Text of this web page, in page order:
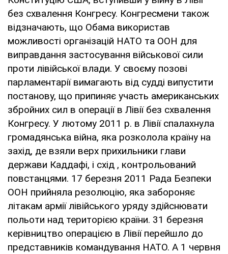
без схвалення Конгресу. Конгресмени також
відзначають, що Обама використав
можливості організацій НАТО та ООН для
виправдання застосування військової сили
проти лівійської влади. У своєму позові
парламентарії вимагають від судді випустити
постанову, що припиняє участь американських
збройних сил в операції в Лівії без схвалення
Конгресу. У лютому 2011 р. в Лівії спалахнула
громадянська війна, яка розколола країну на
захід, де взяли верх прихильники глави
держави Каддафі, і схід , контрольований
повстанцями. 17 березня 2011 Рада Безпеки
ООН прийняла резолюцію, яка забороняє
літакам армії лівійського уряду здійснювати
польоти над територією країни. 31 березня
керівництво операцією в Лівії перейшло до
представників командування НАТО. А 1 червня